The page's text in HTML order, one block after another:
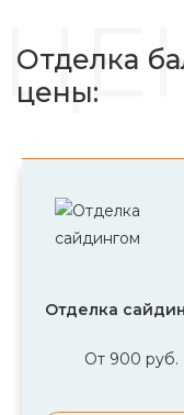
Отделка
цены:
Отделка
От 900 руб.